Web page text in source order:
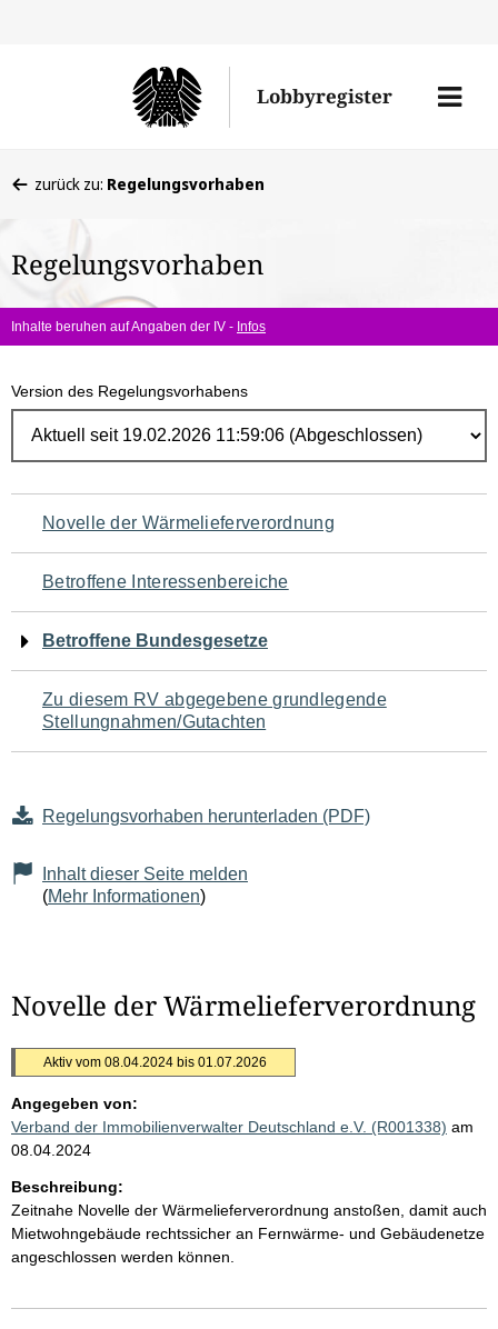
Lobbyregister
Menü
befinden
hier:
zurück zu: Regelungsvorhaben
Regelungsvorhaben
Inhalte beruhen auf Angaben der IV - Infos
Version des Regelungsvorhabens
Navigation
für
den
Seiteninhalt
Novelle der Wärmelieferverordnung
Betroffene Interessenbereiche
Betroffene Bundesgesetze
Zu diesem RV abgegebene grundlegende
Stellungnahmen/Gutachten
Regelungsvorhaben herunterladen (PDF)
Inhalt dieser Seite melden
(Mehr Informationen)
Novelle der Wärmelieferverordnung
Aktiv vom 08.04.2024 bis 01.07.2026
Angegeben von:
Verband der Immobilienverwalter Deutschland e.V. (R001338) am
08.04.2024
Beschreibung:
Zeitnahe Novelle der Wärmelieferverordnung anstoßen, damit auch
Mietwohngebäude rechtssicher an Fernwärme- und Gebäudenetze
angeschlossen werden können.